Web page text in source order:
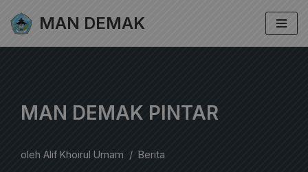
Lompat
MAN DEMAK
MAN DEMAK PINTAR
oleh Alif Khoirul Umam Berita